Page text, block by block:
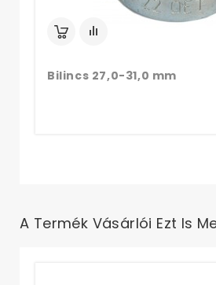
Bilincs 27,0-31,0 mm
A Termék Vásárlói Ezt Is